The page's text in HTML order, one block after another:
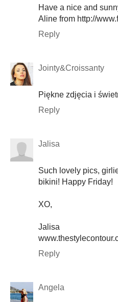
Have a nice and
Aline from http://
Reply
Jointy&Croissanty
Piękne zdjęcia i
Reply
Jalisa
Such lovely pics,
bikini! Happy Friday!
XO,
Jalisa
Reply
Angela